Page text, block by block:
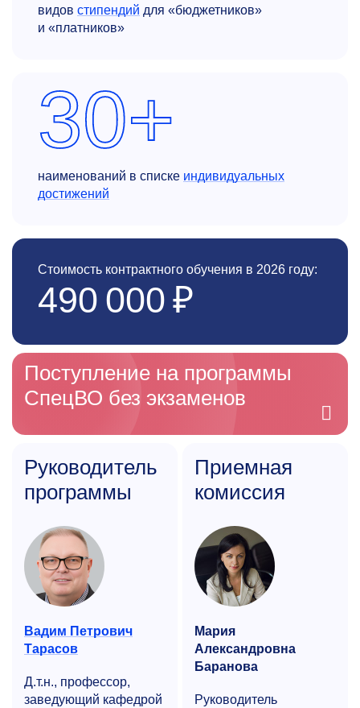
видов стипендий для «бюджетников»
и «платников»
30+
наименований в списке индивидуальных
достижений
Стоимость контрактного обучения в 2026 году:
490 000 ₽
Поступление на программы
СпецВО без экзаменов
Руководитель
программы
Вадим Петрович
Тарасов
Д.т.н., профессор,
заведующий кафедрой
Приемная
комиссия
Мария
Александровна
Баранова
Руководитель